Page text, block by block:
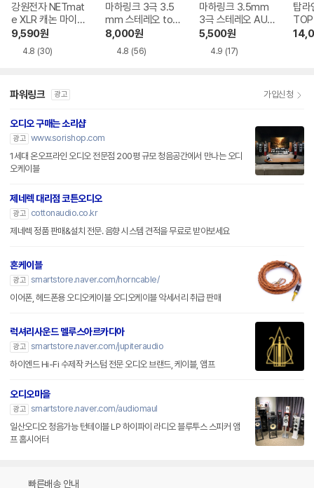
강원전자 NETmat
e XLR 캐논 마이크
연장 케이블
9,590원
4.8 (30)
마하링크 3극 3.5
mm 스테레오 to
5.5 모노 Y형 변환
케이블
8,000원
4.8 (56)
마하링크 3.5mm
3극 스테레오 AUX
꺾임 연장 케이블
5,500원
4.9 (17)
탑라
메탈
파워링크 광고 가입신청
오디오 구매는 소리샵
광고 www.sorishop.com
1세대 온오프라인 오디오 전문점 200평 규모 청음공간에서 만나는 오디
오케이블
제네렉 대리점 코튼오디오
광고
cottonaudio.co.kr
제네렉 정품 판매&설치 전문. 음향 시스템 견적을 무료로 받아보세요
혼케이블
광고 smartstore.naver.com/horncable/
이어폰, 헤드폰용 오디오케이블 오디오케이블 악세서리 취급 판매
럭셔리사운드 멜루스아르카디아
광고 smartstore.naver.com/jupiteraudio
하이엔드 Hi-Fi 수제작 커스텀 전문 오디오 브랜드, 케이블, 앰프
오디오마을
광고 smartstore.naver.com/audiomaul
일산오디오 청음가능 턴테이블 LP 하이파이 라디오 블루투스 스피커 앰
프 홈시어터
빠른배송 안내